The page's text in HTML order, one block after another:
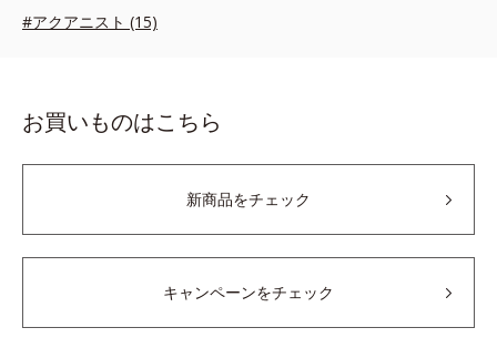
#アクアニスト (15)
お買いものはこちら
新商品をチェック
キャンペーンをチェック